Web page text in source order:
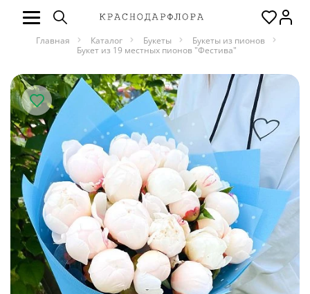
Главная Каталог Букеты
Букеты из пионов
Букет из 19 местных пионов "Фестива"